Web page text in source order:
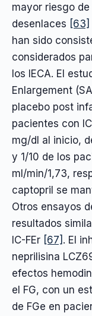
mayor riesgo
desenlaces [63]
han sido
considerados
los IECA. El
Enlargement
placebo post
pacientes con
mg/dl al inicio,
y 1/10 de los
ml/min/1,73,
captopril se
Otros ensayos
resultados
IC-FEr [67] . El
neprilisina
efectos
el FG, con un
de FGe en